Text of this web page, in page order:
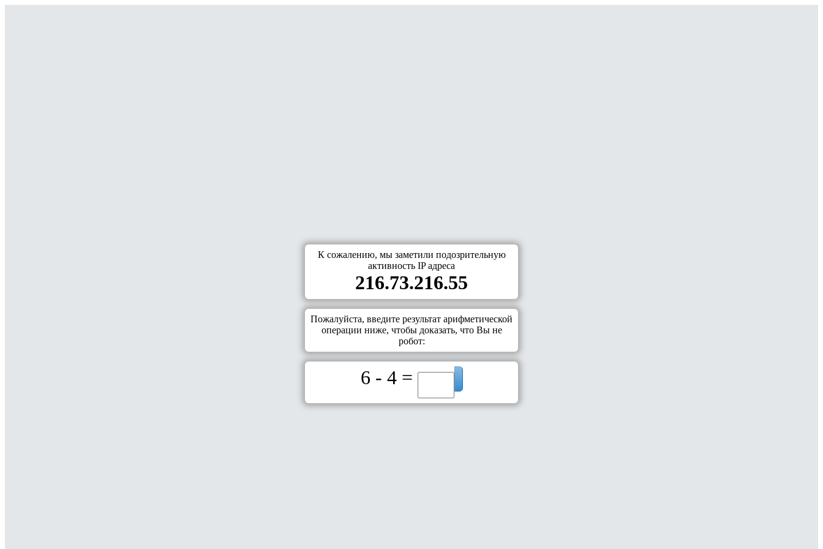
К сожалению, мы заметили подозрительную
активность IP адреса
216.73.216.55
Пожалуйста, введите результат арифметической
операции ниже, чтобы доказать, что Вы не
робот:
6 - 4 =